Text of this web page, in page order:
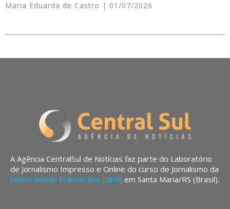
Maria Eduarda de Castro 01/07/2026
A Agência CentralSul de Notícias faz parte do Laboratório
de Jornalismo Impresso e Online do curso de Jornalismo da
Universidade Franciscana (UFN) em Santa Maria/RS (Brasil).